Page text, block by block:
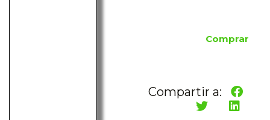
Comprar
Compartir a: